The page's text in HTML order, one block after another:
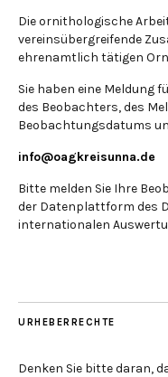
Die ornithologische
vereinsübergreifende
ehrenamtlich tätigen
Sie haben eine Meldung
des Beobachters, des
Beobachtungsdatums
info@oagkreisunna.de
Bitte melden Sie Ihre
der Datenplattform des
internationalen
URHEBERRECHTE
Denken Sie bitte daran,